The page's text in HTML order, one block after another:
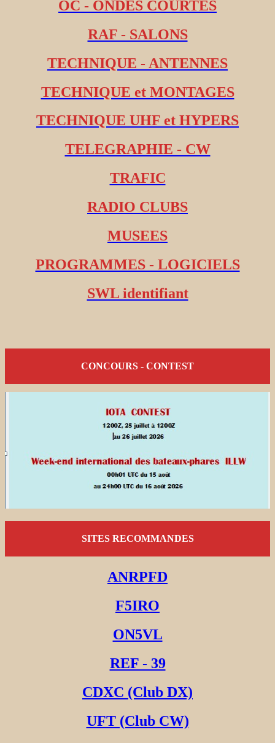
OC - ONDES COURTES
RAF - SALONS
TECHNIQUE - ANTENNES
TECHNIQUE et MONTAGES
TECHNIQUE UHF et HYPERS
TELEGRAPHIE - CW
TRAFIC
RADIO CLUBS
MUSEES
PROGRAMMES - LOGICIELS
SWL identifiant
CONCOURS - CONTEST
SITES RECOMMANDES
ANRPFD
F5IRO
ON5VL
REF - 39
CDXC (Club DX)
UFT (Club CW)